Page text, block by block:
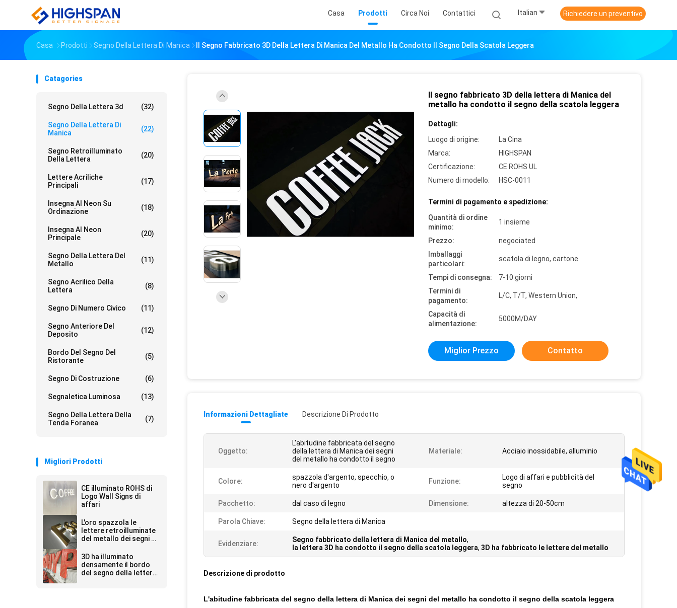
Casa Prodotti Circa Noi Contattici Italian Richiedere un preventivo
Casa Prodotti Segno Della Lettera Di Manica Il Segno Fabbricato 3D Della Lettera Di Manica Del Metallo Ha Condotto Il Segno Della Scatola Leggera
Catagories
Segno Della Lettera 3d (32)
Segno Della Lettera Di
Manica
(22)
Segno Retroilluminato
Della Lettera
(20)
Lettere Acriliche
Principali
(17)
Insegna Al Neon Su
Ordinazione
(18)
Insegna Al Neon
Principale
(20)
Segno Della Lettera Del
Metallo
(11)
Segno Acrilico Della
Lettera
(8)
Segno Di Numero Civico (11)
Segno Anteriore Del
Deposito
(12)
Bordo Del Segno Del
Ristorante
(5)
Segno Di Costruzione (6)
Segnaletica Luminosa (13)
Segno Della Lettera Della
Tenda Foranea
(7)
Migliori Prodotti
CE illuminato ROHS di
Logo Wall Signs di
affari
L'oro spazzola le
lettere retroilluminate
del metallo dei segni di
3D ha illuminato
densamente il bordo
del segno della lettera
Il segno fabbricato 3D della lettera di Manica del
metallo ha condotto il segno della scatola leggera
Dettagli:
Luogo di origine:
La Cina
Marca:
HIGHSPAN
Certificazione:
CE ROHS UL
Numero di modello:
HSC-0011
Termini di pagamento e spedizione:
Quantità di ordine
minimo:
1 insieme
Prezzo:
negociated
Imballaggi
particolari:
scatola di legno, cartone
Tempi di consegna:
7-10 giorni
Termini di
pagamento:
L/C, T/T, Western Union,
Capacità di
alimentazione:
5000M/DAY
Miglior Prezzo Contatto
Informazioni Dettagliate Descrizione Di Prodotto
Oggetto:
L'abitudine fabbricata del segno
della lettera di Manica dei segni
del metallo ha condotto il segno
Materiale: Acciaio inossidabile, alluminio
Colore:
spazzola d'argento, specchio, o
nero d'argento
Funzione:
Logo di affari e pubblicità del
segno
Pacchetto: dal caso di legno Dimensione: altezza di 20-50cm
Parola Chiave: Segno della lettera di Manica
Evidenziare: Segno fabbricato della lettera di Manica del metallo,
la lettera 3D ha condotto il segno della scatola leggera, 3D ha fabbricato le lettere del metallo
Descrizione di prodotto
L'abitudine fabbricata del segno della lettera di Manica dei segni del metallo ha condotto il segno della scatola leggera